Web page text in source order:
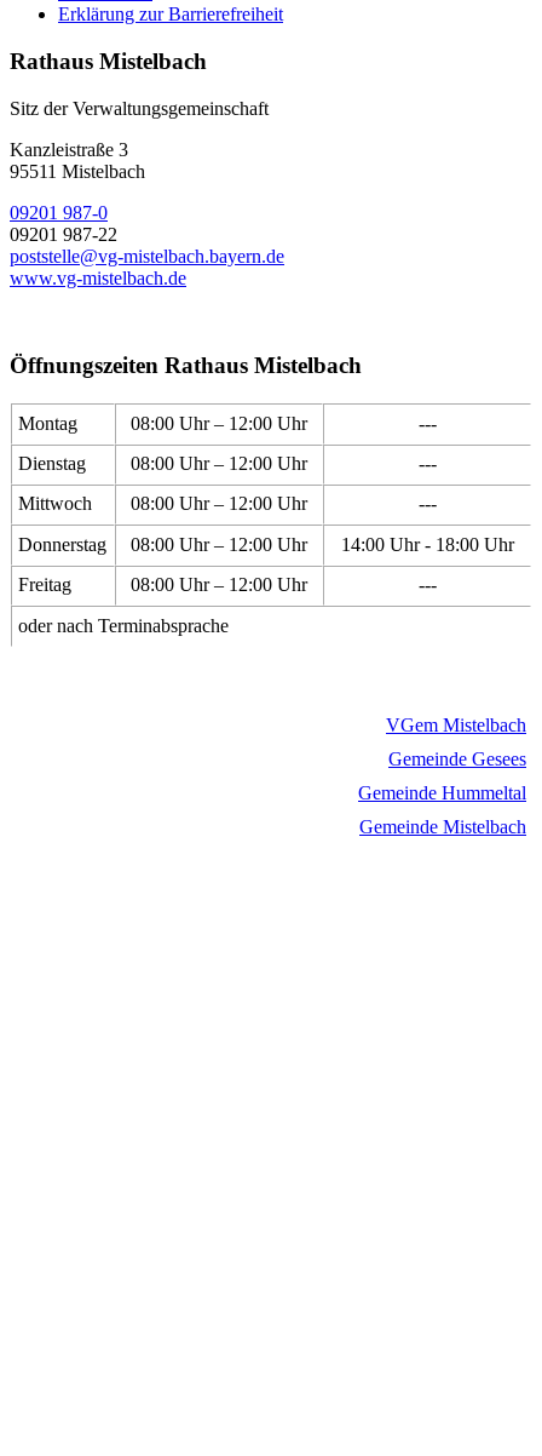
Erklärung zur Barrierefreiheit
Rathaus Mistelbach
Sitz der Verwaltungsgemeinschaft
Kanzleistraße 3
95511 Mistelbach
09201 987-0
09201 987-22
poststelle@vg-mistelbach.bayern.de
www.vg-mistelbach.de
Öffnungszeiten Rathaus Mistelbach
Montag 08:00 Uhr – 12:00 Uhr
---
Dienstag
08:00 Uhr – 12:00 Uhr
---
Mittwoch
08:00 Uhr – 12:00 Uhr
---
Donnerstag
08:00 Uhr – 12:00 Uhr
14:00 Uhr - 18:00 Uhr
Freitag
08:00 Uhr – 12:00 Uhr
---
oder nach Terminabsprache
VGem Mistelbach
Gemeinde Gesees
Gemeinde Hummeltal
Gemeinde Mistelbach